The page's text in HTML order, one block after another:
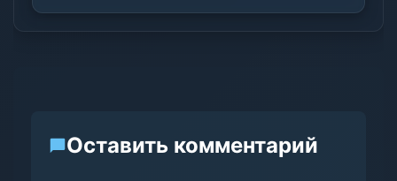
Оставить комментарий